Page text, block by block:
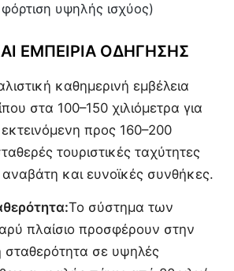
φόρτιση υψηλής ισχύος)
ΕΜΠΕΙΡΊΑ ΟΔΉΓΗΣΗΣ
καθημερινή εμβέλεια
στα 100–150 χιλιόμετρα για
προς 160–200
τουριστικές ταχύτητες
και ευνοϊκές συνθήκες.
Το σύστημα των
πλαίσιο προσφέρουν στην
σταθερότητα σε υψηλές